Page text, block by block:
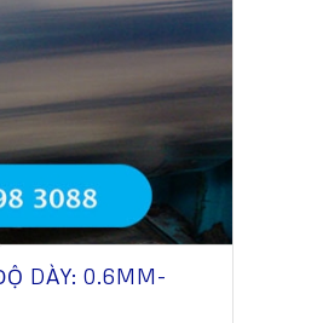
DÀY: 0.6MM-